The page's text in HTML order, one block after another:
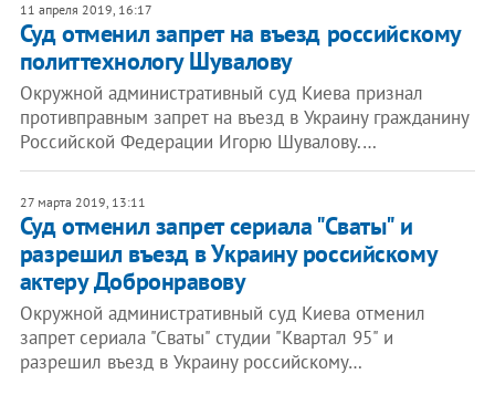
11 апреля 2019, 16:17
Суд отменил запрет на въезд российскому
политтехнологу Шувалову
Окружной административный суд Киева признал
противправным запрет на въезд в Украину гражданину
Российской Федерации Игорю Шувалову.…
27 марта 2019, 13:11
Суд отменил запрет сериала "Сваты" и
разрешил въезд в Украину российскому
актеру Добронравову
Окружной административный суд Киева отменил
запрет сериала "Сваты" студии "Квартал 95" и
разрешил въезд в Украину российскому…